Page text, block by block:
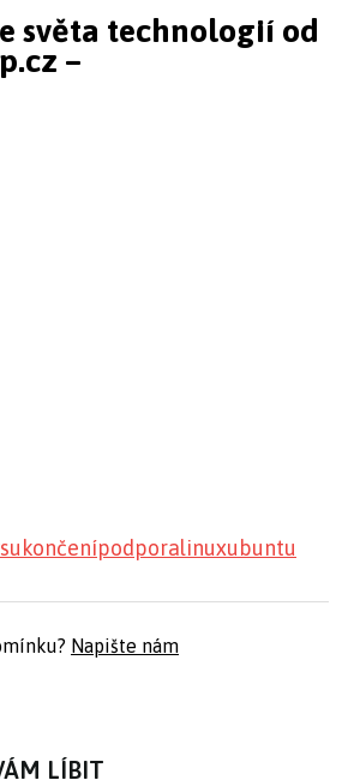
světa technologií od
–
ukončenípodporalinuxubuntu
Napište nám
LÍBIT